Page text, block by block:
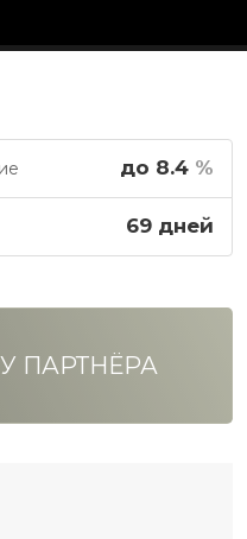
до 8.4 %
69 дней
ПАРТНЁРА